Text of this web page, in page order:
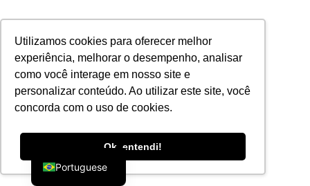
Utilizamos cookies para oferecer melhor
experiência, melhorar o desempenho, analisar
como você interage em nosso site e
personalizar conteúdo. Ao utilizar este site, você
concorda com o uso de cookies.
Ok, entendi!
Portuguese